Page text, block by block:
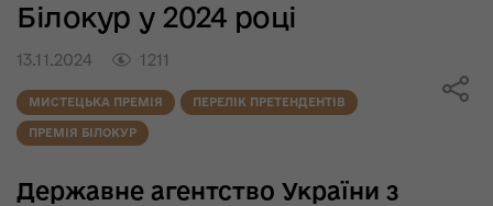
Білокур у 2024 році
13.11.2024 1211
МИСТЕЦЬКА ПРЕМІЯ ПЕРЕЛІК ПРЕТЕНДЕНТІВ
ПРЕМІЯ БІЛОКУР
Державне агентство України з